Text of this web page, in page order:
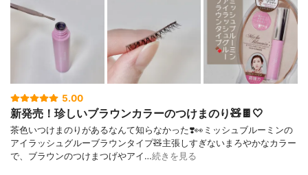
5.00
新発売！珍しいブラウンカラーのつけまのり🧸🍫🤍
茶色いつけまのりがあるなんて知らなかった❣️👀ミッシュブルーミンの
アイラッシュグルーブラウンタイプ🧸主張しすぎないまろやかなカラー
で、ブラウンのつけまつげやアイ…続きを見る